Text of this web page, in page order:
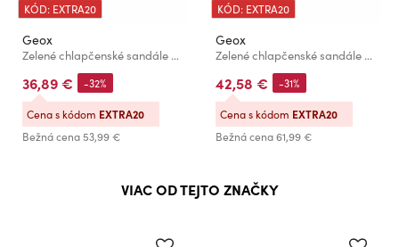
KÓD: EXTRA20
Geox
Zelené chlapčenské sandále Geox Ghita
36,89 €
Bežná cena53,99 €
-32%
Cena s kódom EXTRA20
KÓD: EXTRA20
Geox
Zelené chlapčenské sandále Geox Ghita
42,58 €
Bežná cena61,99 €
-31%
Cena s kódom EXTRA20
VIAC OD TEJTO ZNAČKY